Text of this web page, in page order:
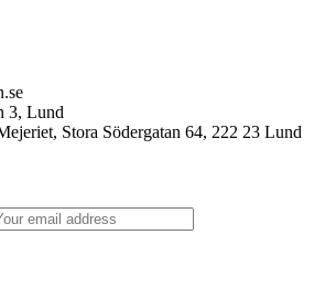
3, Lund
Stora Södergatan 64, 222 23 Lund